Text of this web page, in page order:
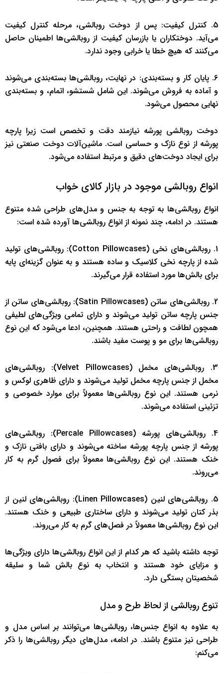
5. کنترل کیفیت: پس از دوخت روبالشی، مرحله کنترل کیفیت
می‌آید. دوختکاران یا بازرسان کیفیت از روبالشی‌ها اطمینان حاصل
می‌کنند که هیچ خطا یا خرابی وجود ندارد.
6. پایان کار و بسته‌بندی: در نهایت، روبالشی‌ها بسته‌بندی می‌شوند
و آماده به فروش می‌شوند. این شامل شستشو، اتمام، و بسته‌بندی
نهایی محصول می‌شود.
دوخت روبالشی پورشه نیازمند دقت و تخصص است زیرا پارچه
پورشه از نوع نازک و حساسی است. ماشین‌آلات دوخت صنعتی نیز
برای ایجاد دوخت‌های دقیق و مرتبط استفاده می‌شود.
انواع روبالشی موجود در بازار کالای خواب
انواع روبالشی‌ها به توجه به جنس و مدل‌های طراحی شده متنوع
هستند. در ادامه، چند نمونه از انواع روبالشی‌ها آورده شده است:
1. روبالشی‌های نخی (Cotton Pillowcases): روبالشی‌های تولید
شده از پارچه نخی کلاسیک و ساده هستند و به عنوان گزینه‌ای پایه
برای بالش‌ها مورد استفاده قرار می‌گیرند.
2. روبالشی‌های ساتن (Satin Pillowcases): روبالشی‌های ساتن از
جنس پارچه ساتن تولید می‌شوند و دارای تمامی ویژگی‌های لطیفی
همچون لطافت و راحتی هستند. همچنین، ادعا می‌شود که این نوع
روبالشی‌ها برای مو و پوست مفید باشند.
3. روبالشی‌های مخمل (Velvet Pillowcases): روبالشی‌های
مخمل از جنس پارچه مخمل تولید می‌شوند و دارای ظاهری لوکس و
نرمی هستند. این نوع روبالشی‌ها معمولاً برای موارد خصوصی و
تزئینی استفاده می‌شوند.
4. روبالشی‌های پورشه (Percale Pillowcases): روبالشی‌های
پورشه از جنس پارچه پورشه ساخته می‌شوند و دارای بافتی نازک و
خنک هستند. این نوع روبالشی‌ها معمولاً برای فصول گرم به کار
می‌روند.
5. روبالشی‌های لنین (Linen Pillowcases): روبالشی‌های لنین از
بذر کتان تولید می‌شوند و دارای ساختاری طبیعی و خنک هستند.
این نوع روبالشی‌ها معمولاً در فصل‌های گرم به کار می‌روند.
توجه داشته باشید که هر کدام از این انواع روبالشی‌ها دارای ویژگی‌ها
و مزایای خود هستند و انتخاب به نوع بالش شما و سلیقه
شخصیتان بستگی دارد.
تنوع روبالشی از لحاظ طرح و مدل
به علاوه به انواع جنس‌ها، روبالشی‌ها می‌توانند بر اساس مدل و
طراحی نیز متنوع باشند. در ادامه، مدل‌های دیگر روبالشی‌ها را ذکر
می‌کنم: